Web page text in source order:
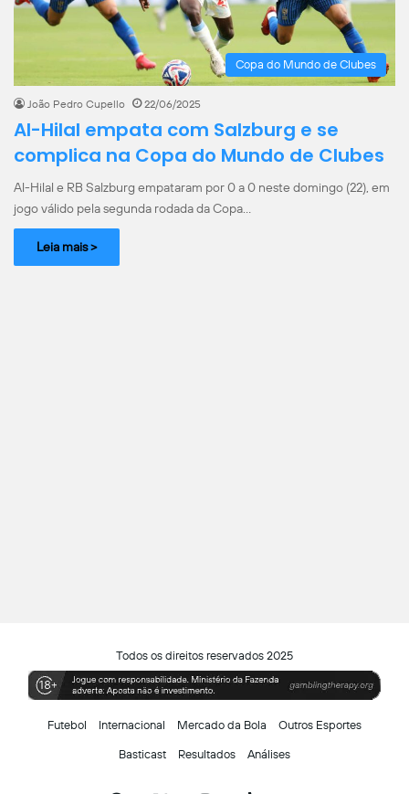
Copa do Mundo de Clubes
João Pedro Cupello 22/06/2025
Al-Hilal empata com Salzburg e se
complica na Copa do Mundo de Clubes
Al-Hilal e RB Salzburg empataram por 0 a 0 neste domingo (22), em
jogo válido pela segunda rodada da Copa…
Leia mais >
Todos os direitos reservados 2025
Futebol Internacional Mercado da Bola Outros Esportes
Basticast Resultados Análises